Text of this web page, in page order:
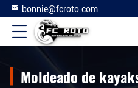
bonnie@fcroto.com
Moldeado de